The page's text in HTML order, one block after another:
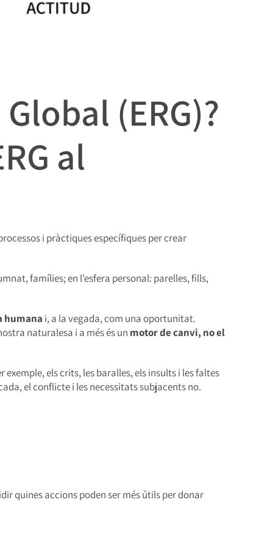
(ERG)?
al
i pràctiques específiques per crear
famílies; en l’esfera personal: parelles, fills,
humana i, a la vegada, com una oportunitat.
naturalesa i a més és un motor de canvi, no el
exemple, els crits, les baralles, els insults i les faltes
el conflicte i les necessitats subjacents no.
quines accions poden ser més útils per donar